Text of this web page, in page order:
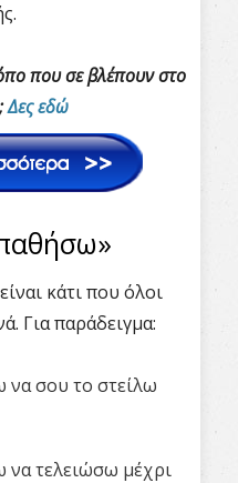
που σε βλέπουν στο
Δες εδώ
κάτι που όλοι
Για παράδειγμα:
σου το στείλω
τελειώσω μέχρι